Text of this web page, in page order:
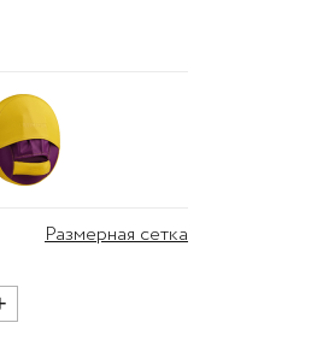
Размерная сетка